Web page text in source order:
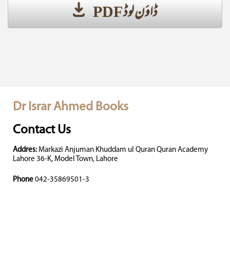
ڈاؤن لوڈ PDF
Dr Israr Ahmed Books
Contact Us
Addres: Markazi Anjuman Khuddam ul Quran Quran Academy
Lahore 36-K, Model Town, Lahore
Phone 042-35869501-3